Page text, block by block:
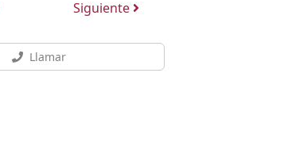
Siguiente
Llamar